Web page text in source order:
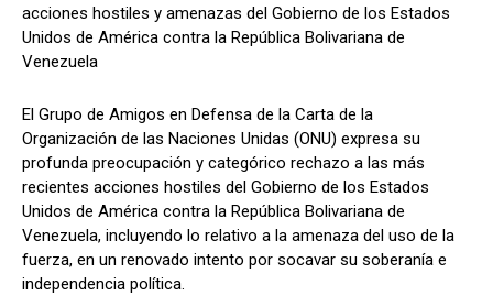
acciones hostiles y amenazas del Gobierno de los Estados
Unidos de América contra la República Bolivariana de
Venezuela
El Grupo de Amigos en Defensa de la Carta de la
Organización de las Naciones Unidas (ONU) expresa su
profunda preocupación y categórico rechazo a las más
recientes acciones hostiles del Gobierno de los Estados
Unidos de América contra la República Bolivariana de
Venezuela, incluyendo lo relativo a la amenaza del uso de la
fuerza, en un renovado intento por socavar su soberanía e
independencia política.